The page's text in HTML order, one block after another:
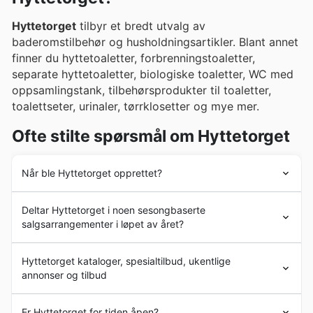
Hyttetorget tilbyr et bredt utvalg av
baderomstilbehør og husholdningsartikler. Blant annet
finner du hyttetoaletter, forbrenningstoaletter,
separate hyttetoaletter, biologiske toaletter, WC med
oppsamlingstank, tilbehørsprodukter til toaletter,
toalettseter, urinaler, tørrklosetter og mye mer.
Ofte stilte spørsmål om Hyttetorget
Når ble Hyttetorget opprettet?
påfølgende årene har det fortsatt å operere i regionen
med stor suksess. I Hyttetorgets butikker finner du
store utstillinger og dyktige fagfolk som hjelper deg hele
veien.
Deltar Hyttetorget i noen sesongbaserte
salgsarrangementer i løpet av året?
salgsarrangementer og tilbyr jevnlig ukesannonser og
brosjyrer med gode tilbud. For å finne de aller beste
rabattene, spesielt under sesongens salg som
Vårkampanjen, Sommertid-tilbud, Høstsalget, Vinter-
Hyttetorget kataloger, spesialtilbud, ukentlige
annonser og tilbud